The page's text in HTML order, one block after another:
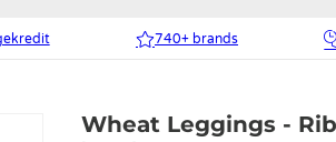
740+ brands
Wheat Leggings -